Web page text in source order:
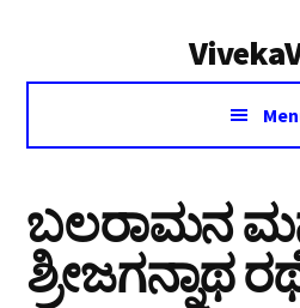
Voice
Vivekananda
ಬಲರಾಮನ
ಶ್ರೀಜಗನ್ನಾಥ